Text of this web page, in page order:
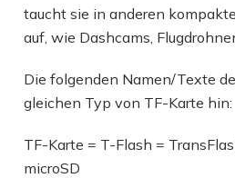
taucht sie in anderen
auf, wie Dashcams,
Die folgenden Namen/Texte
gleichen Typ von TF-Karte hin:
TF-Karte = T-Flash =
microSD